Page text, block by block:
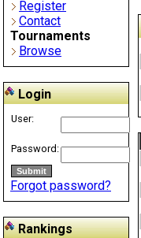
Register
Contact
Tournaments
Browse
Login
User:
Password:
Forgot password?
Rankings